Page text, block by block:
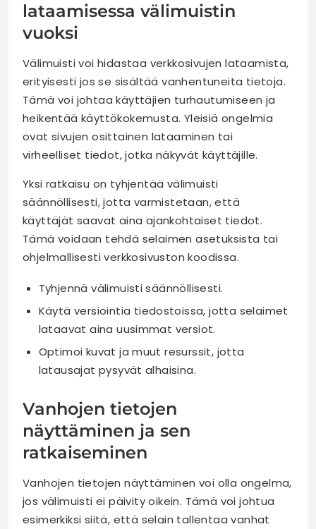
lataamisessa välimuistin
vuoksi
Välimuisti voi hidastaa verkkosivujen lataamista,
erityisesti jos se sisältää vanhentuneita tietoja.
Tämä voi johtaa käyttäjien turhautumiseen ja
heikentää käyttökokemusta. Yleisiä ongelmia
ovat sivujen osittainen lataaminen tai
virheelliset tiedot, jotka näkyvät käyttäjille.
Yksi ratkaisu on tyhjentää välimuisti
säännöllisesti, jotta varmistetaan, että
käyttäjät saavat aina ajankohtaiset tiedot.
Tämä voidaan tehdä selaimen asetuksista tai
ohjelmallisesti verkkosivuston koodissa.
Tyhjennä välimuisti säännöllisesti.
Käytä versiointia tiedostoissa, jotta selaimet
lataavat aina uusimmat versiot.
Optimoi kuvat ja muut resurssit, jotta
latausajat pysyvät alhaisina.
Vanhojen tietojen
näyttäminen ja sen
ratkaiseminen
Vanhojen tietojen näyttäminen voi olla ongelma,
jos välimuisti ei päivity oikein. Tämä voi johtua
esimerkiksi siitä, että selain tallentaa vanhat